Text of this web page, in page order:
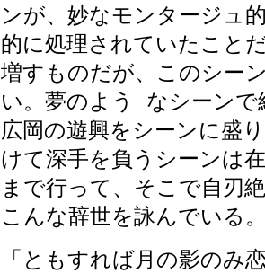
ンが、妙なモンタージュ
的に処理されていたこと
増すものだが、このシー
い。夢のよう なシーン
広岡の遊興をシーンに盛
けて深手を負うシーンは
まで行って、そこで自刃
こんな辞世を詠んでいる
「ともすれば月の影のみ